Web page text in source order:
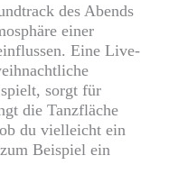
des Abends
einer
Eine Live-
sorgt für
die Tanzfläche
du vielleicht ein
Beispiel ein